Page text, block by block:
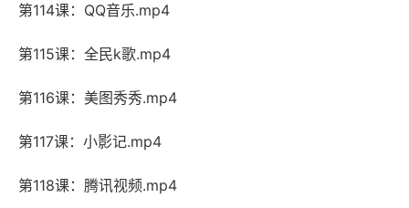
第114课：QQ音乐.mp4
第115课：全民k歌.mp4
第116课：美图秀秀.mp4
第117课：小影记.mp4
第118课：腾讯视频.mp4